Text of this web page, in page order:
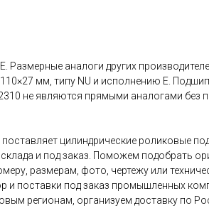
Размерные аналоги других
мм, типу NU и исполнению E.
не являются прямыми аналогами без
цилиндрические роликовые
и под заказ. Поможем подобрать
размерам, фото, чертежу или
и поставки под заказ промышленных
регионам, организуем доставку по